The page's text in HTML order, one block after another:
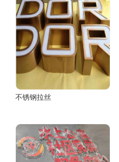
不锈钢拉丝